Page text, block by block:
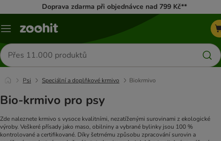
Doprava zdarma při objednávce nad 799 Kč**
Menu
Hledat
produkty
Psi Speciální a doplňkové krmivo Biokrmivo
Bio-krmivo pro psy
Zde naleznete krmivo s vysoce kvalitními, nezatíženými surovinami z ekologické
výroby. Veškeré přísady jako maso, obilniny a vybrané bylinky jsou 100 %
kontrolované a certifikované. Díky šetrnému způsobu zpracování surovin a